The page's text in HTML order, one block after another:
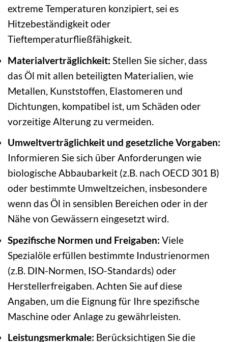
extreme Temperaturen konzipiert, sei es
Hitzebeständigkeit oder
Tieftemperaturfließfähigkeit.
Materialverträglichkeit: Stellen Sie sicher, dass
das Öl mit allen beteiligten Materialien, wie
Metallen, Kunststoffen, Elastomeren und
Dichtungen, kompatibel ist, um Schäden oder
vorzeitige Alterung zu vermeiden.
Umweltverträglichkeit und gesetzliche Vorgaben:
Informieren Sie sich über Anforderungen wie
biologische Abbaubarkeit (z.B. nach OECD 301 B)
oder bestimmte Umweltzeichen, insbesondere
wenn das Öl in sensiblen Bereichen oder in der
Nähe von Gewässern eingesetzt wird.
Spezifische Normen und Freigaben: Viele
Spezialöle erfüllen bestimmte Industrienormen
(z.B. DIN-Normen, ISO-Standards) oder
Herstellerfreigaben. Achten Sie auf diese
Angaben, um die Eignung für Ihre spezifische
Maschine oder Anlage zu gewährleisten.
Leistungsmerkmale: Berücksichtigen Sie die